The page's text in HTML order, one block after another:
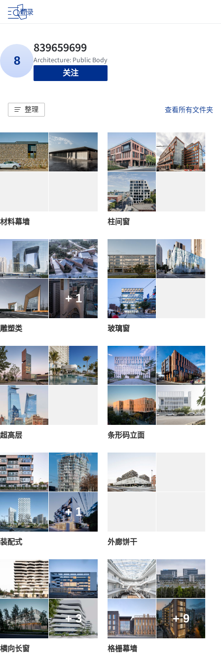
登录
关注
整理 查看所有文件夹
材料幕墙 柱间窗
+ 1
雕塑类 玻璃窗
超高层 条形码立面
+ 1
装配式 外廊饼干
+ 3
横向长窗
+ 9
格栅幕墙